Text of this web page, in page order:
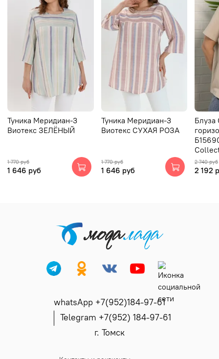
Туника Меридиан-3
Виотекс ЗЕЛЁНЫЙ
1 770 руб
1 646 руб
Туника Меридиан-3
Виотекс СУХАЯ РОЗА
1 770 руб
1 646 руб
Блуза
2 740 руб
2 192
whatsApp +7(952)184-97-61
Telegram +7(952) 184-97-61
г. Томск